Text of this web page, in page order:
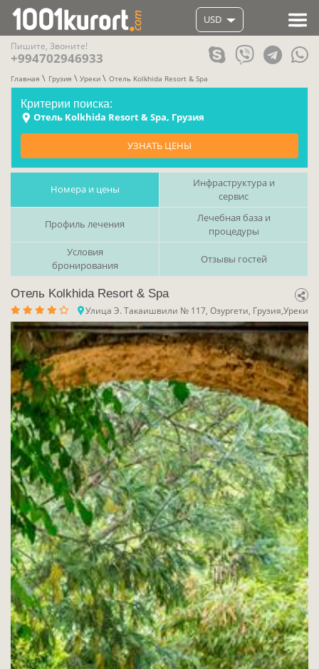
USD
Пишите, Звоните!
+994702946933
Главная Грузия Уреки Отель Kolkhida Resort & Spa
Критерии поиска:
Отель Kolkhida Resort & Spa, Грузия
УЗНАТЬ ЦЕНЫ
Номера и цены
Инфраструктура и
сервис
Профиль лечения
Лечебная база и
процедуры
Условия
бронирования
Отзывы гостей
Отель Kolkhida Resort & Spa
Улица Э. Такаишвили № 117, Озургети, Грузия,Уреки